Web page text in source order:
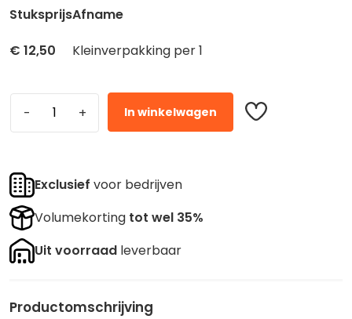
Stuksprijs
€ 12,50
Afname
Kleinverpakking per 1
In winkelwagen
Exclusief voor bedrijven
Volumekorting tot wel 35%
Uit voorraadleverbaar
Productomschrijving